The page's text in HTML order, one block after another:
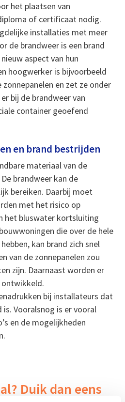
het plaatsen van
of certificaat nodig.
installaties met meer
de brandweer is een brand
aspect van hun
hoogwerker is bijvoorbeeld
en zet ze onder
bij de brandweer van
container geoefend
en brand bestrijden
materiaal van de
brandweer kan de
bereiken. Daarbij moet
met het risico op
het bluswater kortsluiting
die over de hele
kan brand zich snel
van de zonnepanelen zou
zijn. Daarnaast worden er
ontwikkeld.
bij installateurs dat
Vooralsnog is er vooral
en de mogelijkheden
Duik dan eens